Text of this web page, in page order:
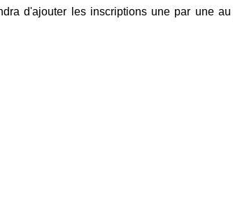
d'ajouter les inscriptions une par une